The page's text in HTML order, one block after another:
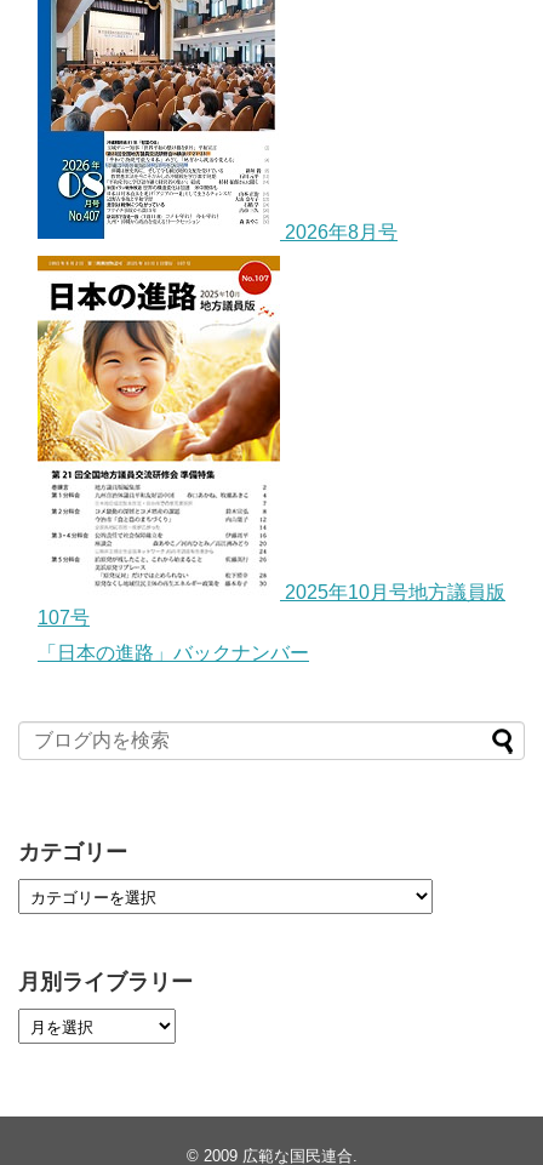
2026年8月号
2025年10月号地方議員版
107号
「日本の進路」バックナンバー
カテゴリー
月別ライブラリー
© 2009 広範な国民連合